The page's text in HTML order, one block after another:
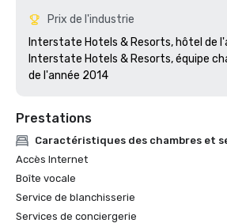
Prix de l'industrie
Interstate Hotels & Resorts, hôtel de
Interstate Hotels & Resorts, équipe
Prestations
Caractéristiques des chambres et
Accès Internet
Boîte vocale
Service de blanchisserie
Services de conciergerie